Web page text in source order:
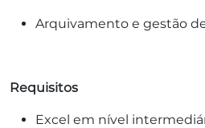
Arquivamento e gestão
Requisitos
Excel em nível